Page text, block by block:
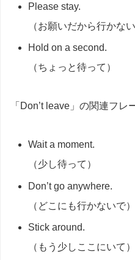
Please stay.
（お願いだから行かない
Hold on a second.
（ちょっと待って）
「Don’t leave」の関連フレ
Wait a moment.
（少し待って）
Don’t go anywhere.
（どこにも行かないで）
Stick around.
（もう少しここにいて）